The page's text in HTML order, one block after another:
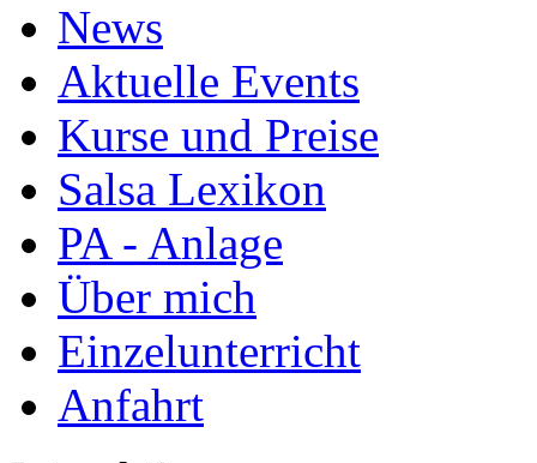
News
Aktuelle Events
Kurse und Preise
Salsa Lexikon
PA - Anlage
Über mich
Einzelunterricht
Anfahrt